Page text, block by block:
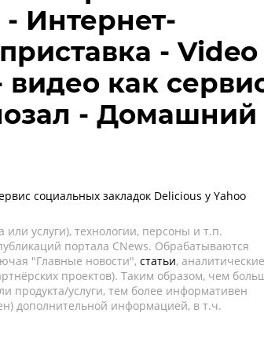
Интернет-
- Video
видео как
- Домашний
социальных закладок Delicious у Yahoo
услуги), технологии, персоны и т.п.
портала CNews. Обрабатываются
"Главные новости", статьи, аналитические
проектов). Таким образом, чем
продукта/услуги, тем более информативен
дополнительной информацией, в т.ч.